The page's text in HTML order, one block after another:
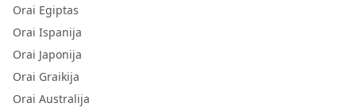
Orai Egiptas
Orai Ispanija
Orai Japonija
Orai Graikija
Orai Australija